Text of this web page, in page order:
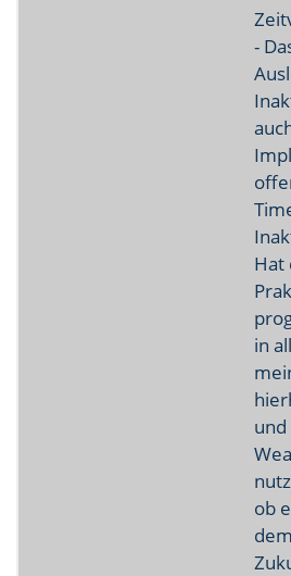
-
Hat
in
und
ob